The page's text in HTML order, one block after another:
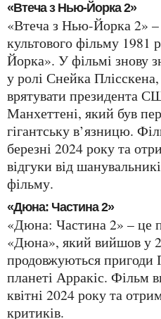
«Втеча з Нью-Йорка 2»
«Втеча з Нью-Йорка 2» – це продовження
культового фільму 1981
Йорка». У фільмі знову
у ролі Снейка
врятувати президента
Манхеттені, який був
гігантську в’язницю.
березні 2024 року та
відгуки від
фільму.
«Дюна: Частина 2»
«Дюна: Частина 2» – це продовження фільму
«Дюна», який вийшов у
продовжуються пригоди
планеті Арракіс. Фільм
квітні 2024 року та
критиків.